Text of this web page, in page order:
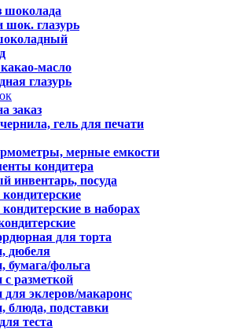
шоколада
шок. глазурь
масло
глазурь
заказ
гель для печати
мерные емкости
кондитера
инвентарь, посуда
в наборах
для торта
дюбеля
бумага/фольга
разметкой
эклеров/макаронс
блюда, подставки
теста